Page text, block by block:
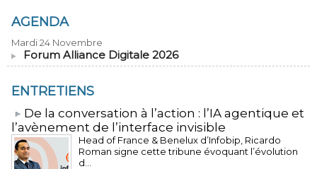
AGENDA
Mardi 24 Novembre
Forum Alliance Digitale 2026
ENTRETIENS
​De la conversation à l’action : l’IA agentique et
l’avènement de l’interface invisible
Head of France & Benelux d’Infobip, Ricardo
Roman signe cette tribune évoquant l’évolution
d...